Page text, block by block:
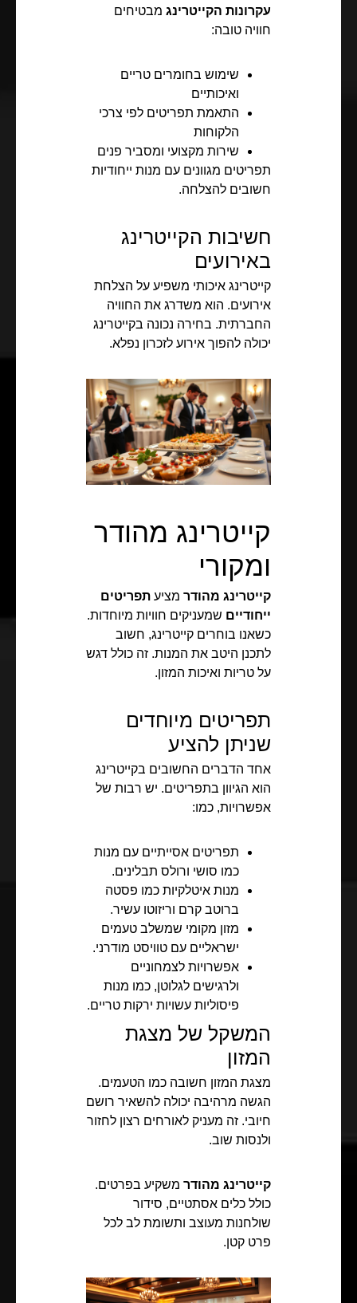
עקרונות הקייטרינג מבטיחים
חוויה טובה:
שימוש בחומרים טריים
ואיכותיים
התאמת תפריטים לפי צרכי
הלקוחות
שירות מקצועי ומסביר פנים
תפריטים מגוונים עם מנות ייחודיות
חשובים להצלחה.
חשיבות הקייטרינג
באירועים
קייטרינג איכותי משפיע על הצלחת
אירועים. הוא משדרג את החוויה
החברתית. בחירה נכונה בקייטרינג
יכולה להפוך אירוע לזכרון נפלא.
קייטרינג מהודר
ומקורי
קייטרינג מהודר מציע תפריטים
ייחודיים שמעניקים חוויות מיוחדות.
כשאנו בוחרים קייטרינג, חשוב
לתכנן היטב את המנות. זה כולל דגש
על טריות ואיכות המזון.
תפריטים מיוחדים
שניתן להציע
אחד הדברים החשובים בקייטרינג
הוא הגיוון בתפריטים. יש רבות של
אפשרויות, כמו:
תפריטים אסייתיים עם מנות
כמו סושי ורולס תבלינים.
מנות איטלקיות כמו פסטה
ברוטב קרם וריזוטו עשיר.
מזון מקומי שמשלב טעמים
ישראליים עם טוויסט מודרני.
אפשרויות לצמחוניים
ולרגישים לגלוטן, כמו מנות
פיסוליות עשויות ירקות טריים.
המשקל של מצגת
המזון
מצגת המזון חשובה כמו הטעמים.
הגשה מרהיבה יכולה להשאיר רושם
חיובי. זה מעניק לאורחים רצון לחזור
ולנסות שוב.
קייטרינג מהודר משקיע בפרטים.
כולל כלים אסתטיים, סידור
שולחנות מעוצב ותשומת לב לכל
פרט קטן.